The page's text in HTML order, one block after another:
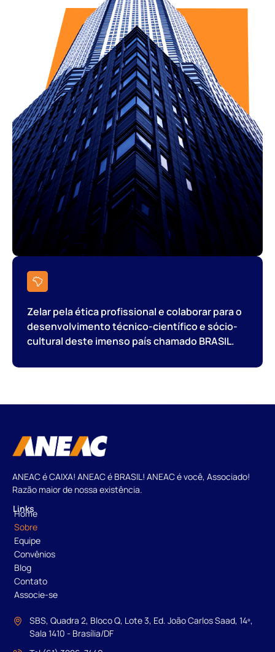
Zelar pela ética profissional e colaborar para o
desenvolvimento técnico-científico e sócio-
cultural deste imenso país chamado BRASIL.
ANEAC é CAIXA! ANEAC é BRASIL! ANEAC é você, Associado!
Razão maior de nossa existência.
Links
Home
Sobre
Equipe
Convênios
Blog
Contato
Associe-se
SBS, Quadra 2, Bloco Q, Lote 3, Ed. João Carlos Saad, 14º,
Sala 1410 - Brasília/DF